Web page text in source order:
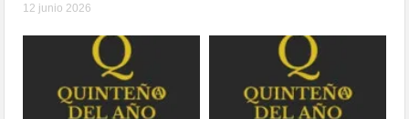
12 junio 2026